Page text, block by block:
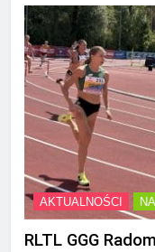
AKTUALNOŚCI
RLTL GGG